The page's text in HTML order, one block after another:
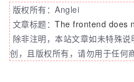
版权所有：Anglei
文章标题： The frontend does
除非注明，本站文章如未特殊
创，且版权所有，请勿用于任何